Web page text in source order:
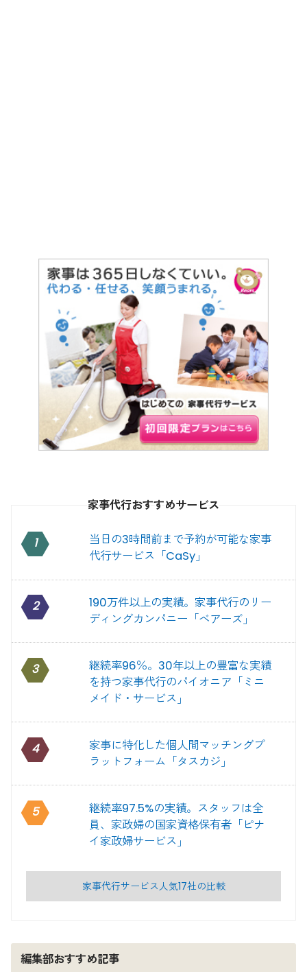
家事代行おすすめサービス
1
当日の3時間前まで予約が可能な家事
代行サービス「CaSy」
2
190万件以上の実績。家事代行のリー
ディングカンパニー「ベアーズ」
3
継続率96％。30年以上の豊富な実績
を持つ家事代行のパイオニア「ミニ
メイド・サービス」
4
家事に特化した個人間マッチングプ
ラットフォーム「タスカジ」
5
継続率97.5%の実績。スタッフは全
員、家政婦の国家資格保有者「ピナ
イ家政婦サービス」
家事代行サービス人気17社の比較
編集部おすすめ記事